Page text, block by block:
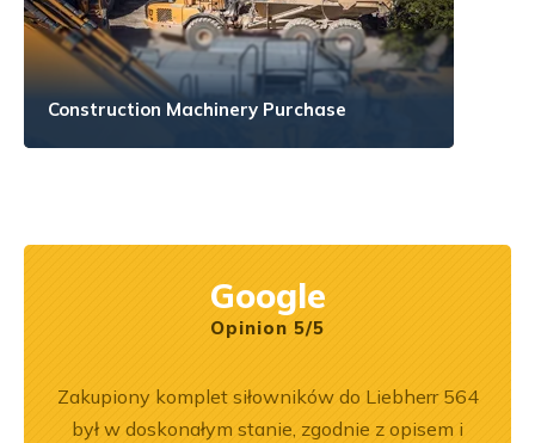
Construction Machinery Purchase
Google
Opinion 5/5
Zakupiony komplet siłowników do Liebherr 564
był w doskonałym stanie, zgodnie z opisem i